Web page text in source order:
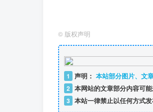
© 版权声明
1 声明： 本站部分图片、文
2 本网站的文章部分内容可
3 本站一律禁止以任何方式